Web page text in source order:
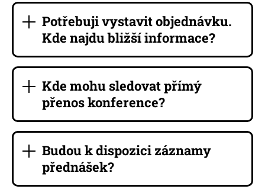
Potřebuji vystavit objednávku.
Kde najdu bližší informace?
Kde mohu sledovat přímý
přenos konference?
Budou k dispozici záznamy
přednášek?